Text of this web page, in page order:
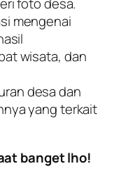
mengenai
wisata, dan
desa dan
yang terkait
banget lho!